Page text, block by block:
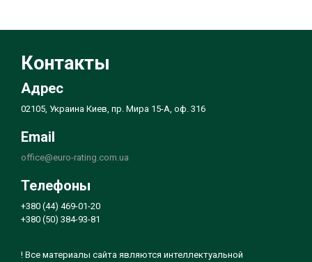
Контакты
Адрес
02105, Украина Киев, пр. Мира 15-А, оф. 316
Email
office@euro-rating.com.ua
Телефоны
+380 (44) 469-01-20
+380 (50) 384-93-81
! Все материалы сайта являются интеллектуальной